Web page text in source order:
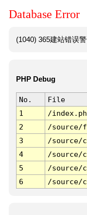
Database Error
(1040) 365建站错误
PHP Debug
No. File
1
/
2
/source/
3
/source/
4
/source/
5
/source/
6
/source/